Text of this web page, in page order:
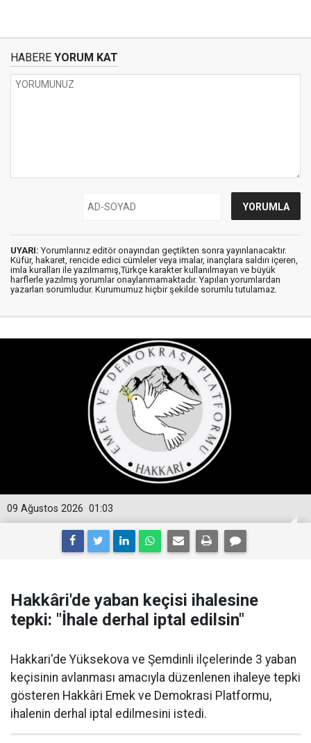
HABERE YORUM KAT
UYARI: Yorumlarınız editör onayından geçtikten sonra yayınlanacaktır.
Küfür, hakaret, rencide edici cümleler veya imalar, inançlara saldırı içeren,
imla kuralları ile yazılmamış,Türkçe karakter kullanılmayan ve büyük
harflerle yazılmış yorumlar onaylanmamaktadır. Yapılan yorumlardan
yazarları sorumludur. Kurumumuz hiçbir şekilde sorumlu tutulamaz.
01:03
09 Ağustos 2026
Hakkâri'de yaban keçisi ihalesine
tepki: "İhale derhal iptal edilsin"
Hakkari'de Yüksekova ve Şemdinli ilçelerinde 3 yaban
keçisinin avlanması amacıyla düzenlenen ihaleye tepki
gösteren Hakkâri Emek ve Demokrasi Platformu,
ihalenin derhal iptal edilmesini istedi.